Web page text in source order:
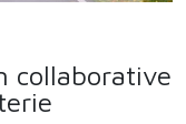
collaborative